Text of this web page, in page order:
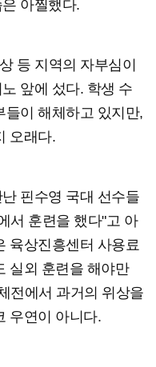
아찔했다.
등 지역의 자부심이
앞에 섰다. 학생 수
들이 해체하고 있지만,
오래다.
핀수영 국대 선수들
서 훈련을 했다"고 아
육상진흥센터 사용료
실외 훈련을 해야만
전에서 과거의 위상을
우연이 아니다.